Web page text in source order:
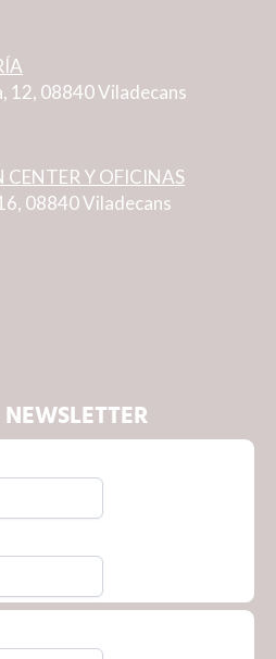
12, 08840 Viladecans
Y OFICINAS
08840 Viladecans